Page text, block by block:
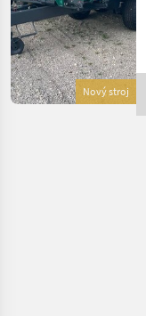
Nový stroj